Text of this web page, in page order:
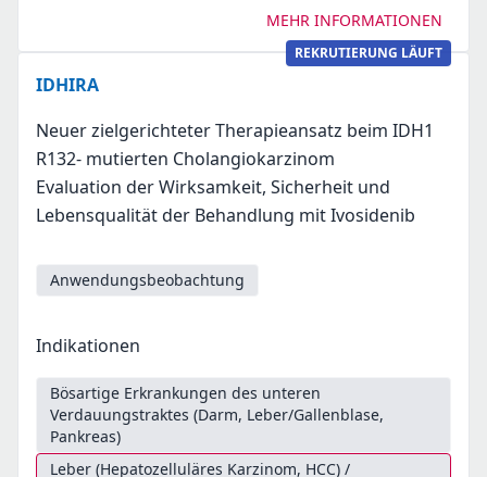
MEHR INFORMATIONEN
REKRUTIERUNG LÄUFT
IDHIRA
Neuer zielgerichteter Therapieansatz beim IDH1
R132- mutierten Cholangiokarzinom
Evaluation der Wirksamkeit, Sicherheit und
Lebensqualität der Behandlung mit Ivosidenib
Anwendungsbeobachtung
Indikationen
Bösartige Erkrankungen des unteren
Verdauungstraktes (Darm, Leber/Gallenblase,
Pankreas)
Leber (Hepatozelluläres Karzinom, HCC) /